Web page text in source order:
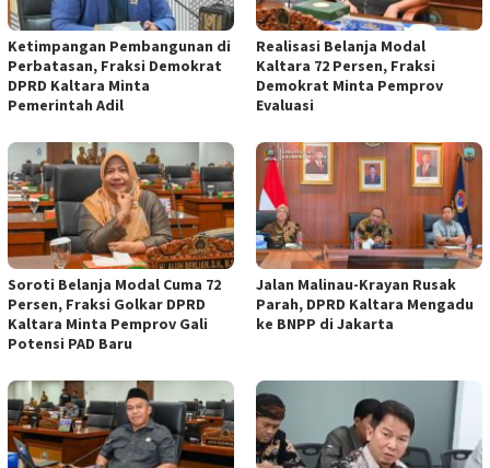
Ketimpangan Pembangunan di
Perbatasan, Fraksi Demokrat
DPRD Kaltara Minta
Pemerintah Adil
Realisasi Belanja Modal
Kaltara 72 Persen, Fraksi
Demokrat Minta Pemprov
Evaluasi
Soroti Belanja Modal Cuma 72
Persen, Fraksi Golkar DPRD
Kaltara Minta Pemprov Gali
Potensi PAD Baru
Jalan Malinau-Krayan Rusak
Parah, DPRD Kaltara Mengadu
ke BNPP di Jakarta